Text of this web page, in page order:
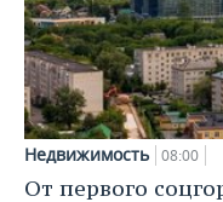
Недвижимость 08:00
От первого